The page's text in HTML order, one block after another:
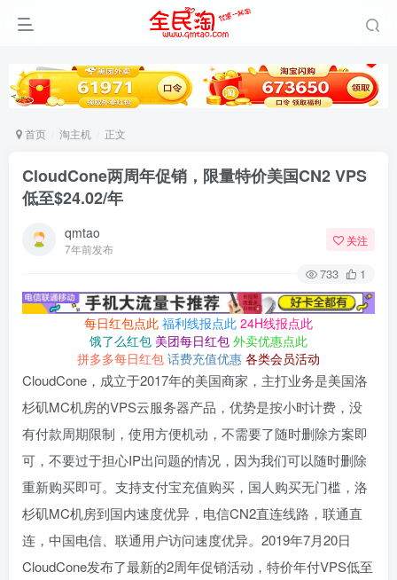
首页 淘主机 正文
CloudCone两周年促销，限量特价美国CN2 VPS
低至$24.02/年
qmtao
7年前发布
关注
733 1
每日红包点此 福利线报点此 24H线报点此
饿了么红包 美团每日红包 外卖优惠点此
拼多多每日红包 话费充值优惠 各类会员活动
CloudCone，成立于2017年的美国商家，主打业务是美国洛
杉矶MC机房的VPS云服务器产品，优势是按小时计费，没
有付款周期限制，使用方便机动，不需要了随时删除方案即
可，不要过于担心IP出问题的情况，因为我们可以随时删除
重新购买即可。支持支付宝充值购买，国人购买无门槛，洛
杉矶MC机房到国内速度优异，电信CN2直连线路，联通直
连，中国电信、联通用户访问速度优异。2019年7月20日
CloudCone发布了最新的2周年促销活动，特价年付VPS低至